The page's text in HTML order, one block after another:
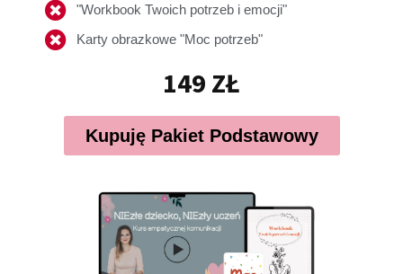
"Workbook Twoich potrzeb i emocji"
Karty obrazkowe "Moc potrzeb"
149 ZŁ
Kupuję Pakiet Podstawowy